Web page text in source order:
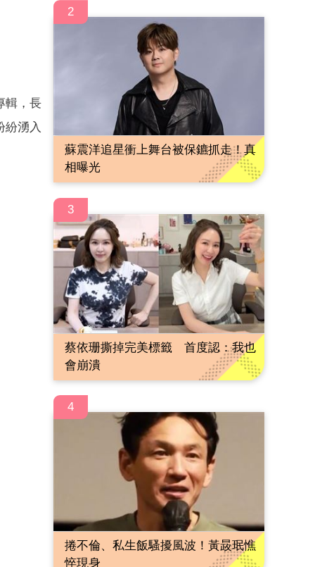
輯，長
紛湧入
2
蘇震洋追星衝上舞台被保鑣抓走！真
相曝光
3
蔡依珊撕掉完美標籤 首度認：我也
會崩潰
4
捲不倫、私生飯騷擾風波！黃晸珉憔
悴現身